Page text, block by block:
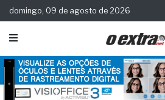
domingo, 09 de agosto de 2026